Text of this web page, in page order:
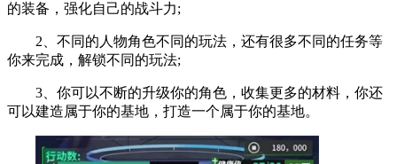
的装备，强化自己的战斗力;
2、不同的人物角色不同的玩法，还有很多不同的任务等
你来完成，解锁不同的玩法;
3、你可以不断的升级你的角色，收集更多的材料，你还
可以建造属于你的基地，打造一个属于你的基地。